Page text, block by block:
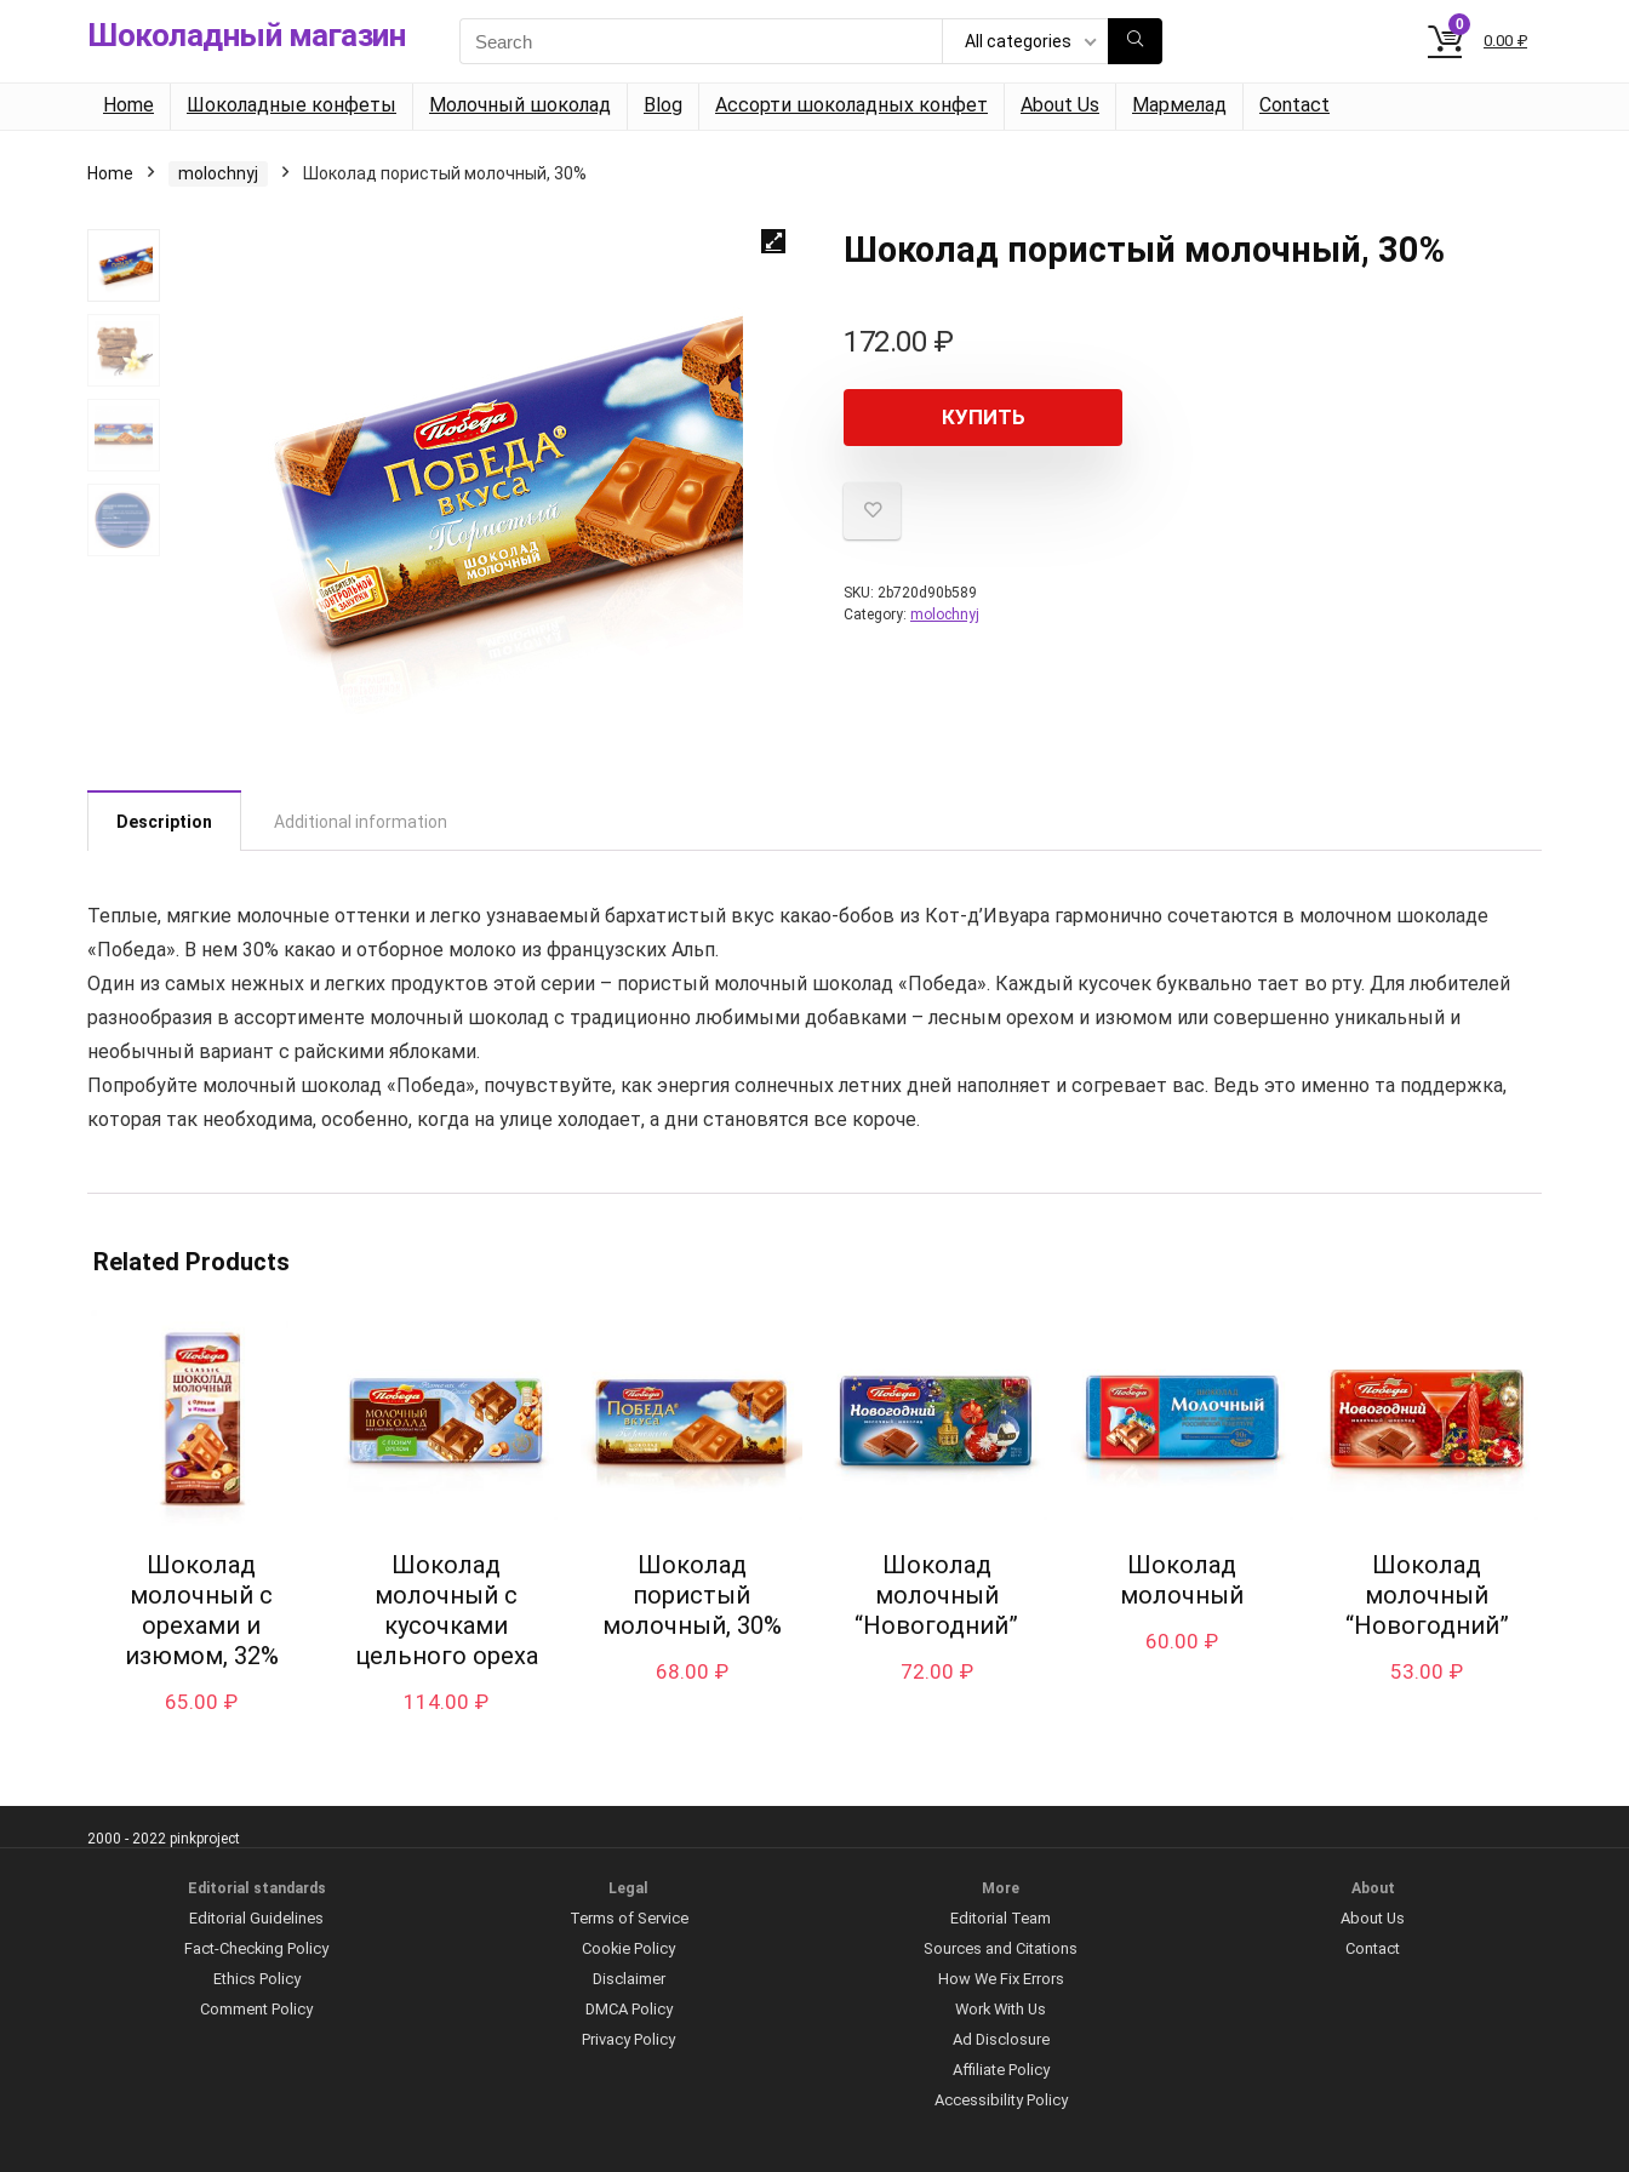
Шоколадный магазин
Search
for:
All categories
0
0.00 ₽
Home Шоколадные конфеты Молочный шоколад Blog Ассорти шоколадных конфет About Us Мармелад Contact
Home molochnyj Шоколад пористый молочный, 30%
Шоколад пористый молочный, 30%
172.00 ₽
КУПИТЬ
SKU: 2b720d90b589
Category: molochnyj
Description Additional information
Теплые, мягкие молочные оттенки и легко узнаваемый бархатистый вкус какао-бобов из Кот-д’Ивуара гармонично сочетаются в молочном шоколаде
«Победа». В нем 30% какао и отборное молоко из французских Альп.
Один из самых нежных и легких продуктов этой серии – пористый молочный шоколад «Победа». Каждый кусочек буквально тает во рту. Для любителей
разнообразия в ассортименте молочный шоколад с традиционно любимыми добавками – лесным орехом и изюмом или совершенно уникальный и
необычный вариант с райскими яблоками.
Попробуйте молочный шоколад «Победа», почувствуйте, как энергия солнечных летних дней наполняет и согревает вас. Ведь это именно та поддержка,
которая так необходима, особенно, когда на улице холодает, а дни становятся все короче.
Related Products
Шоколад
молочный с
орехами и
изюмом, 32%
65.00 ₽
Шоколад
молочный с
кусочками
цельного ореха
114.00 ₽
Шоколад
пористый
молочный, 30%
68.00 ₽
Шоколад
молочный
“Новогодний”
72.00 ₽
Шоколад
молочный
60.00 ₽
Шоколад
молочный
“Новогодний”
53.00 ₽
2000 - 2022 pinkproject
Editorial standards
Editorial Guidelines
Fact-Checking Policy
Ethics Policy
Comment Policy
Legal
Terms of Service
Cookie Policy
Disclaimer
DMCA Policy
Privacy Policy
More
Editorial Team
Sources and Citations
How We Fix Errors
Work With Us
Ad Disclosure
Affiliate Policy
Accessibility Policy
About
About Us
Contact